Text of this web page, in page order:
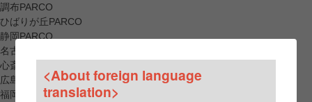
調布PARCO
ひばりが丘PARCO
静岡PARCO
名古屋PARCO
心斎橋PARCO
広島PARCO
福岡PARCO
<About foreign language
translation>